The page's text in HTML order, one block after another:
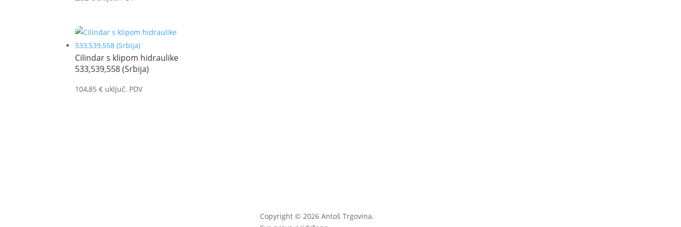
Cilindar s klipom hidraulike
533,539,558 (Srbija)
104,85€ uključ. PDV
Copyright © 2026 Antoš Trgovina.